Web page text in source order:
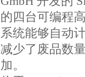
的四台可编程
系统能够自动
减少了废品数
加。